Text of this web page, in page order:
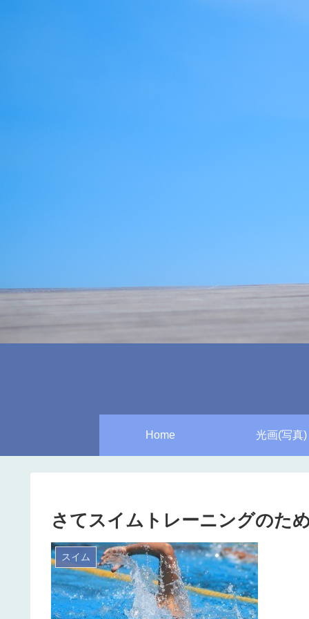
Home 光画(写真)
さてスイムトレーニングのた
スイム